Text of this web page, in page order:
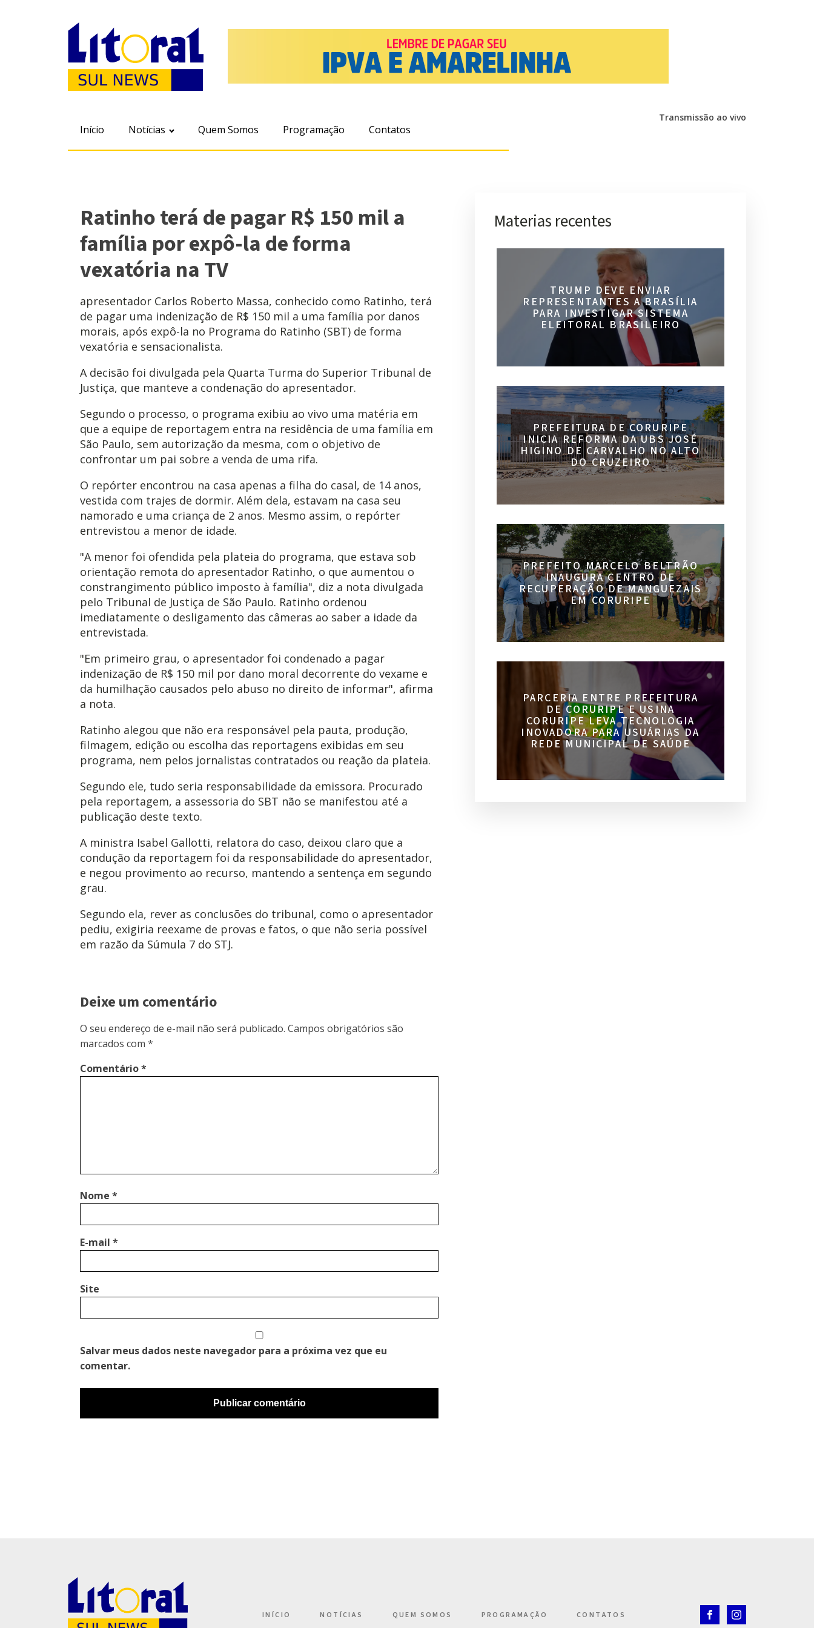
Início Notícias Quem Somos Programação Contatos
Transmissão ao vivo
Ratinho terá de pagar R$ 150 mil a
família por expô-la de forma
vexatória na TV
apresentador Carlos Roberto Massa, conhecido como Ratinho, terá
de pagar uma indenização de R$ 150 mil a uma família por danos
morais, após expô-la no Programa do Ratinho (SBT) de forma
vexatória e sensacionalista.
A decisão foi divulgada pela Quarta Turma do Superior Tribunal de
Justiça, que manteve a condenação do apresentador.
Segundo o processo, o programa exibiu ao vivo uma matéria em
que a equipe de reportagem entra na residência de uma família em
São Paulo, sem autorização da mesma, com o objetivo de
confrontar um pai sobre a venda de uma rifa.
O repórter encontrou na casa apenas a filha do casal, de 14 anos,
vestida com trajes de dormir. Além dela, estavam na casa seu
namorado e uma criança de 2 anos. Mesmo assim, o repórter
entrevistou a menor de idade.
"A menor foi ofendida pela plateia do programa, que estava sob
orientação remota do apresentador Ratinho, o que aumentou o
constrangimento público imposto à família", diz a nota divulgada
pelo Tribunal de Justiça de São Paulo. Ratinho ordenou
imediatamente o desligamento das câmeras ao saber a idade da
entrevistada.
"Em primeiro grau, o apresentador foi condenado a pagar
indenização de R$ 150 mil por dano moral decorrente do vexame e
da humilhação causados pelo abuso no direito de informar", afirma
a nota.
Ratinho alegou que não era responsável pela pauta, produção,
filmagem, edição ou escolha das reportagens exibidas em seu
programa, nem pelos jornalistas contratados ou reação da plateia.
Segundo ele, tudo seria responsabilidade da emissora. Procurado
pela reportagem, a assessoria do SBT não se manifestou até a
publicação deste texto.
A ministra Isabel Gallotti, relatora do caso, deixou claro que a
condução da reportagem foi da responsabilidade do apresentador,
e negou provimento ao recurso, mantendo a sentença em segundo
grau.
Segundo ela, rever as conclusões do tribunal, como o apresentador
pediu, exigiria reexame de provas e fatos, o que não seria possível
em razão da Súmula 7 do STJ.
Deixe um comentário
O seu endereço de e-mail não será publicado. Campos obrigatórios são
marcados com *
Comentário*
Nome *
E-mail *
Site
Salvar meus dados neste navegador para a próxima vez que eu
comentar.
Materias recentes
TRUMP DEVE ENVIAR
REPRESENTANTES A BRASÍLIA
PARA INVESTIGAR SISTEMA
ELEITORAL BRASILEIRO
PREFEITURA DE CORURIPE
INICIA REFORMA DA UBS JOSÉ
HIGINO DE CARVALHO NO ALTO
DO CRUZEIRO
PREFEITO MARCELO BELTRÃO
INAUGURA CENTRO DE
RECUPERAÇÃO DE MANGUEZAIS
EM CORURIPE
PARCERIA ENTRE PREFEITURA
DE CORURIPE E USINA
CORURIPE LEVA TECNOLOGIA
INOVADORA PARA USUÁRIAS DA
REDE MUNICIPAL DE SAÚDE
INÍCIO NOTÍCIAS QUEM SOMOS PROGRAMAÇÃO CONTATOS